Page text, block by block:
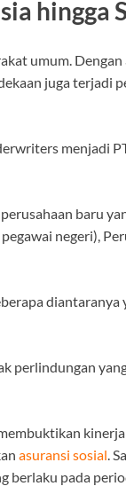
hingga
umum.
juga terjadi
menjadi
baru
negeri),
perlindungan
asuransi sosial.
berlaku pada